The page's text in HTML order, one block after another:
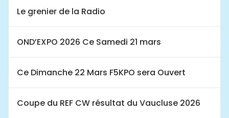
Le grenier de la Radio
OND’EXPO 2026 Ce Samedi 21 mars
Ce Dimanche 22 Mars F5KPO sera Ouvert
Coupe du REF CW résultat du Vaucluse 2026